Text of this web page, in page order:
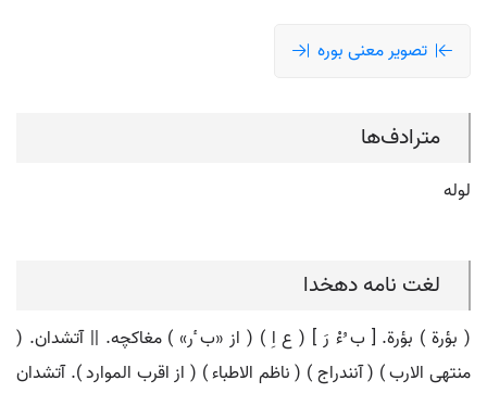
تصویر معنی بوره
مترادف‌ها
لوله
لغت نامه دهخدا
( بؤرة ) بؤرة. [ ب ُءْ رَ ] ( ع اِ ) ( از «ب ٔر» ) مغاکچه. || آتشدان. (
منتهی الارب ) ( آنندراج ) ( ناظم الاطباء ) ( از اقرب الموارد ). آتشدان